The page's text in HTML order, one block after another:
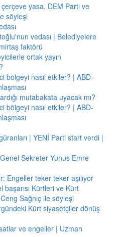
yasa, DEM Parti ve
söyleşi
vedası | Belediyelere
faktörü
ortak yayın
bölgeyi nasıl etkiler? | ABD-
mutabakata uyacak mı?
bölgeyi nasıl etkiler? | ABD-
| YENİ Parti start verdi |
Sekreter Yunus Emre
Engeller teker teker aşılıyor
Kürtleri ve Kürt
Sağnıç ile söyleşi
Kürt siyasetçiler dönüş
ve engeller | Uzman